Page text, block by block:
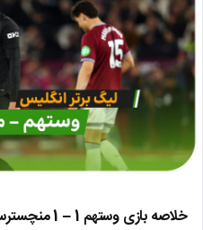
خلاصه بازی وستهم 1 – 1 منچسترسیتی (لیگ برتر انگلیس)